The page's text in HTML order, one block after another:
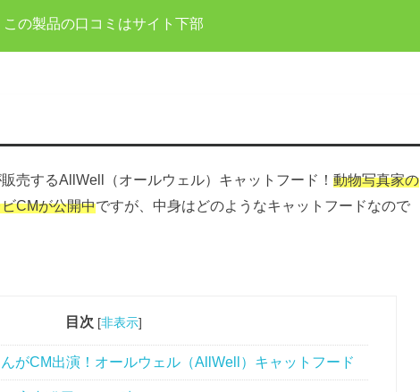
この製品の口コミはサイト下部
売するAllWell（オールウェル）キャットフード！ 動物写真家の
CMが公開中ですが、中身はどのようなキャットフードなので
目次 [非表示]
がCM出演！オールウェル（AllWell）キャットフード